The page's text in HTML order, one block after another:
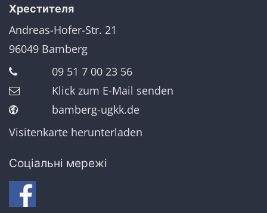
Хрестителя
Andreas-Hofer-Str. 21
96049 Bamberg
09 51 7 00 23 56
Klick zum E-Mail senden
bamberg-ugkk.de
Visitenkarte herunterladen
Соціальні мережі